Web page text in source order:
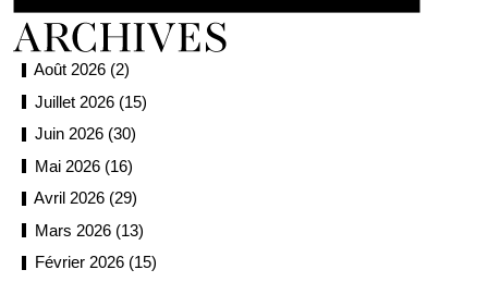
Août 2026 (2)
Juillet 2026 (15)
Juin 2026 (30)
Mai 2026 (16)
Avril 2026 (29)
Mars 2026 (13)
Février 2026 (15)